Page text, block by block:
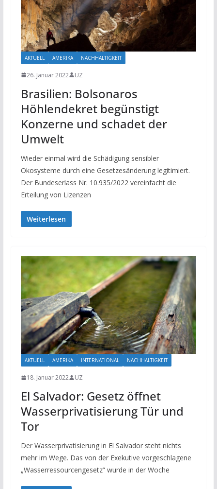
AKTUELL AMERIKA NACHHALTIGKEIT
26. Januar 2022 UZ
Brasilien: Bolsonaros
Höhlendekret begünstigt
Konzerne und schadet der
Umwelt
Wieder einmal wird die Schädigung sensibler
Ökosysteme durch eine Gesetzesänderung legitimiert.
Der Bundeserlass Nr. 10.935/2022 vereinfacht die
Erteilung von Lizenzen
Weiterlesen
AKTUELL AMERIKA INTERNATIONAL NACHHALTIGKEIT
18. Januar 2022 UZ
El Salvador: Gesetz öffnet
Wasserprivatisierung Tür und
Tor
Der Wasserprivatisierung in El Salvador steht nichts
mehr im Wege. Das von der Exekutive vorgeschlagene
„Wasserressourcengesetz” wurde in der Woche